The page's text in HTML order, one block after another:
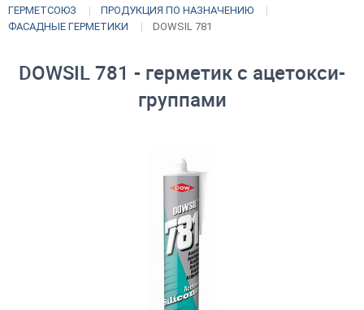
ГЕРМЕТСОЮЗ
ПРОДУКЦИЯ ПО НАЗНАЧЕНИЮ
ФАСАДНЫЕ ГЕРМЕТИКИ
DOWSIL 781
DOWSIL 781 - герметик с ацетокси-
группами